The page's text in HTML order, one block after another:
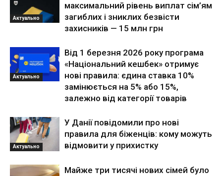
Актуально
максимальний рівень виплат сім’ям
загиблих і зниклих безвісти
захисників — 15 млн грн
Актуально
Від 1 березня 2026 року програма
«Національний кешбек» отримує
нові правила: єдина ставка 10%
замінюється на 5% або 15%,
залежно від категорії товарів
Актуально
У Данії повідомили про нові
правила для біженців: кому можуть
відмовити у прихистку
Майже три тисячі нових сімей було